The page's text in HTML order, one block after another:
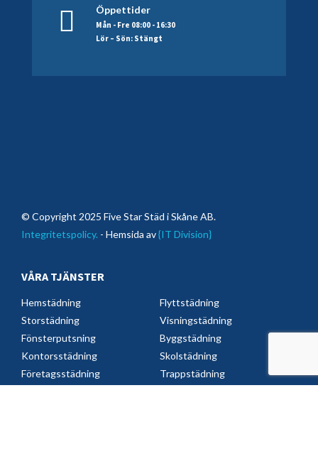
Öppettider
Mån - Fre 08:00 - 16:30
Lör – Sön: Stängt
© Copyright 2025 Five Star Städ i Skåne AB.
Integritetspolicy. - Hemsida av{IT Division}
VÅRA TJÄNSTER
Hemstädning
Flyttstädning
Storstädning
Visningstädning
Fönsterputsning
Byggstädning
Kontorsstädning
Skolstädning
Företagsstädning
Trappstädning